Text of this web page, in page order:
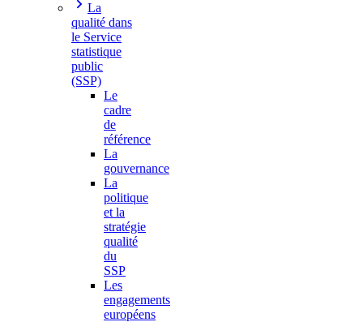
La
qualité dans
le Service
statistique
public
(SSP)
Le
cadre
de
référence
La
gouvernance
La
politique
et la
stratégie
qualité
du
SSP
Les
engagements
européens